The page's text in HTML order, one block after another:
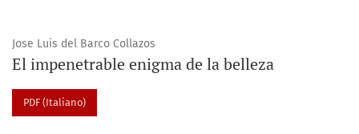
Jose Luis del Barco Collazos
El impenetrable enigma de la belleza
PDF (Italiano)